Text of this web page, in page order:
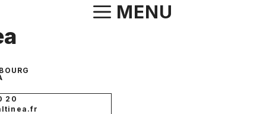
contenu
MENU
20